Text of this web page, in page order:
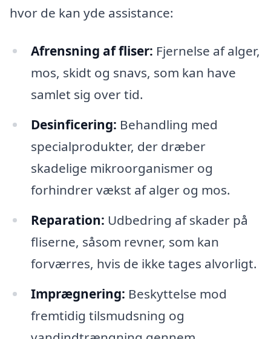
hvor de kan yde assistance:
Afrensning af fliser: Fjernelse af alger,
mos, skidt og snavs, som kan have
samlet sig over tid.
Desinficering: Behandling med
specialprodukter, der dræber
skadelige mikroorganismer og
forhindrer vækst af alger og mos.
Reparation: Udbedring af skader på
fliserne, såsom revner, som kan
forværres, hvis de ikke tages alvorligt.
Imprægnering: Beskyttelse mod
fremtidig tilsmudsning og